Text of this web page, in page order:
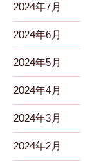
2024年7月
2024年6月
2024年5月
2024年4月
2024年3月
2024年2月